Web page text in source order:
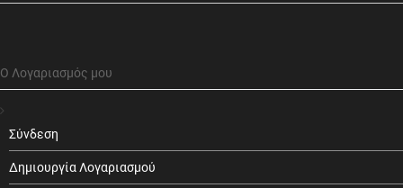
Ο Λογαριασμός μου
Σύνδεση
Δημιουργία Λογαριασμού